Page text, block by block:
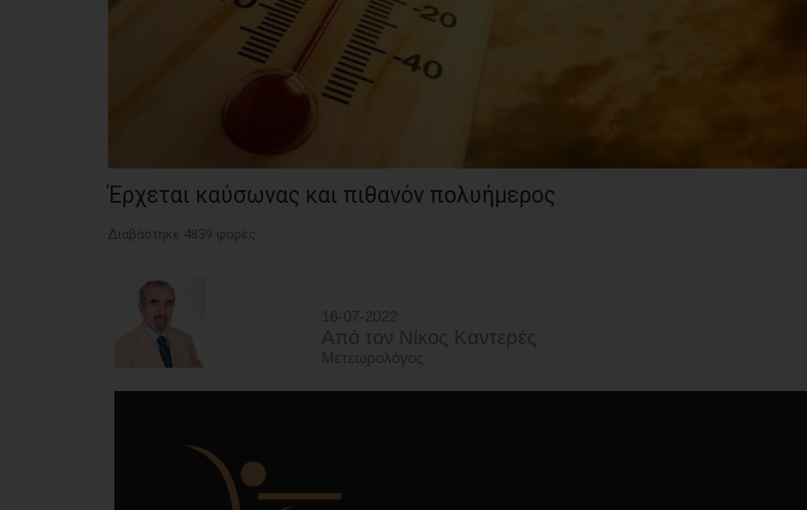
Έρχεται καύσωνας και πιθανόν πολυήμερος
Διαβάστηκε 4839 φορές
16-07-2022
Από τoν Νίκος Καντερές
Μετεωρολόγος